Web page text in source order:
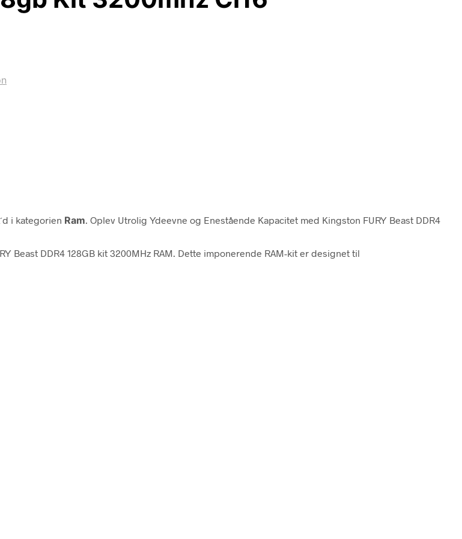
i kategorien Ram . Oplev Utrolig Ydeevne og Enestående Kapacitet med Kingston FURY Beast DDR4
DDR4 128GB kit 3200MHz RAM. Dette imponerende RAM-kit er designet til